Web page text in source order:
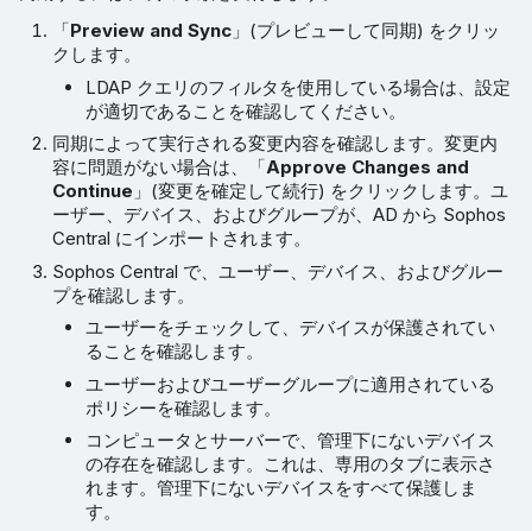
「Preview and Sync 」(プレビューして同期) をクリッ
クします。
LDAP クエリのフィルタを使用している場合は、設定
が適切であることを確認してください。
同期によって実行される変更内容を確認します。変更内
容に問題がない場合は、「Approve Changes and
Continue 」(変更を確定して続行) をクリックします。ユ
ーザー、デバイス、およびグループが、AD から Sophos
Central にインポートされます。
Sophos Central で、ユーザー、デバイス、およびグルー
プを確認します。
ユーザーをチェックして、デバイスが保護されてい
ることを確認します。
ユーザーおよびユーザーグループに適用されている
ポリシーを確認します。
コンピュータとサーバーで、管理下にないデバイス
の存在を確認します。これは、専用のタブに表示さ
れます。管理下にないデバイスをすべて保護しま
す。